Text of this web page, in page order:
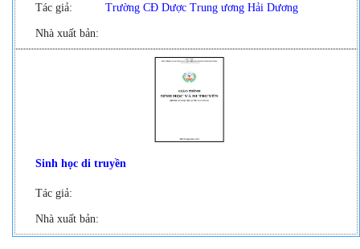
Tác giả: Trường CĐ Dược Trung ương Hải Dương
Nhà xuất bản:
Sinh học di truyền
Tác giả:
Nhà xuất bản: